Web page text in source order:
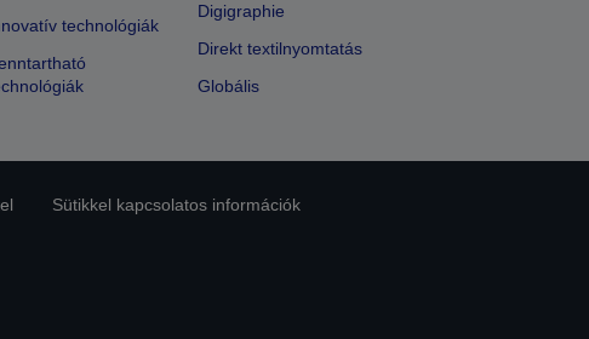
technológiák
Digigraphie
Direkt textilnyomtatás
Globális
Sütikkel kapcsolatos információk